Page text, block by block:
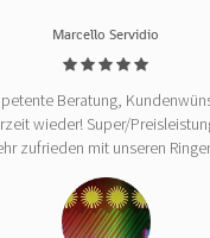
Marcello Servidio
Beratung,
wieder! Super/
zufrieden mit unseren